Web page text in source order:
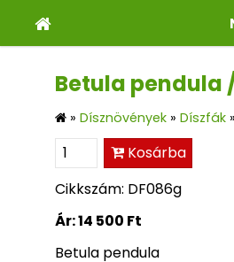
Betula pendula
» Dísznövények » Díszfák »
Kosárba
Cikkszám: DF086g
Ár:14 500 Ft
Betula pendula